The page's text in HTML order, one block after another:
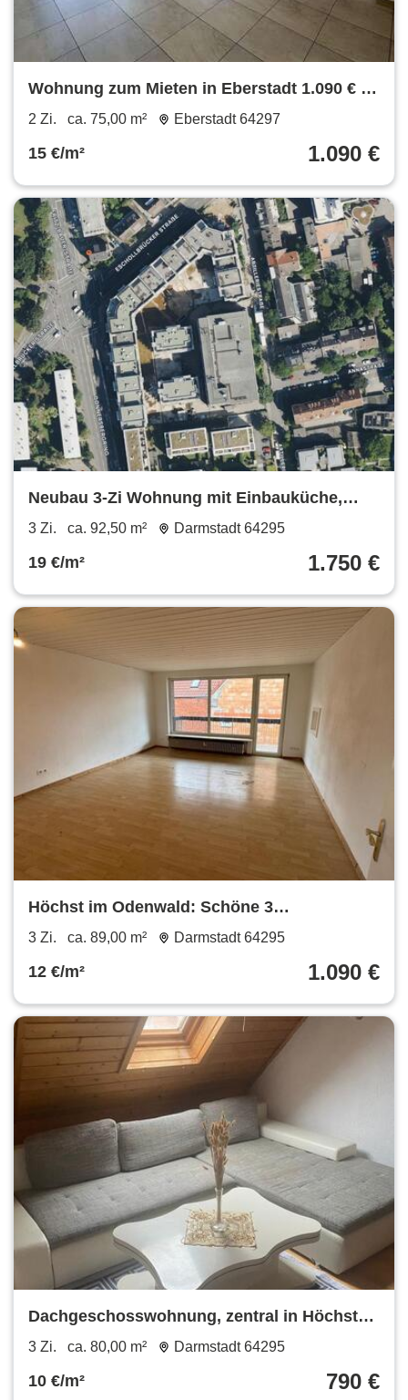
Wohnung zum Mieten in Eberstadt 1.090 € 75
m²
2 Zi. ca. 75,00 m² Eberstadt 64297
15 €/m² 1.090 €
Neubau 3-Zi Wohnung mit Einbauküche,
Balkon, Terrassse und Garten
3 Zi. ca. 92,50 m² Darmstadt 64295
19 €/m² 1.750 €
Höchst im Odenwald: Schöne 3
Zimmerwohnung mit Loggia
3 Zi. ca. 89,00 m² Darmstadt 64295
12 €/m² 1.090 €
Dachgeschosswohnung, zentral in Höchst
im Odenwald zu vermieten
3 Zi. ca. 80,00 m² Darmstadt 64295
10 €/m² 790 €